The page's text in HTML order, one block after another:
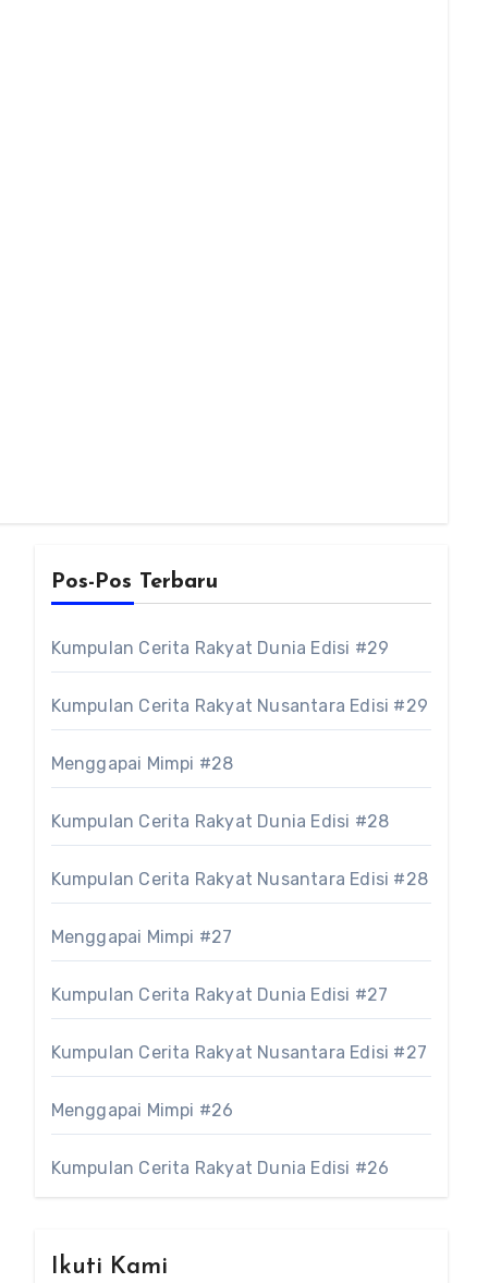
Pos-Pos Terbaru
Kumpulan Cerita Rakyat Dunia Edisi #29
Kumpulan Cerita Rakyat Nusantara Edisi #29
Menggapai Mimpi #28
Kumpulan Cerita Rakyat Dunia Edisi #28
Kumpulan Cerita Rakyat Nusantara Edisi #28
Menggapai Mimpi #27
Kumpulan Cerita Rakyat Dunia Edisi #27
Kumpulan Cerita Rakyat Nusantara Edisi #27
Menggapai Mimpi #26
Kumpulan Cerita Rakyat Dunia Edisi #26
Ikuti Kami